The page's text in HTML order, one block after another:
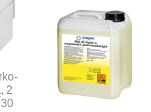
2